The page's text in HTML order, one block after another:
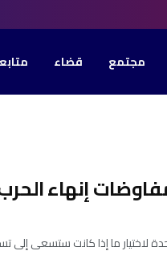
مجتمع قضاء
إنهاء
لاختيار ما إذا كانت ستسعى